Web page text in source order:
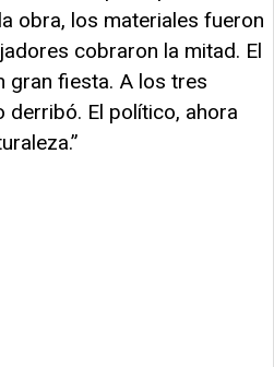
obra, los materiales fueron
cobraron la mitad. El
gran fiesta. A los tres
derribó. El político, ahora